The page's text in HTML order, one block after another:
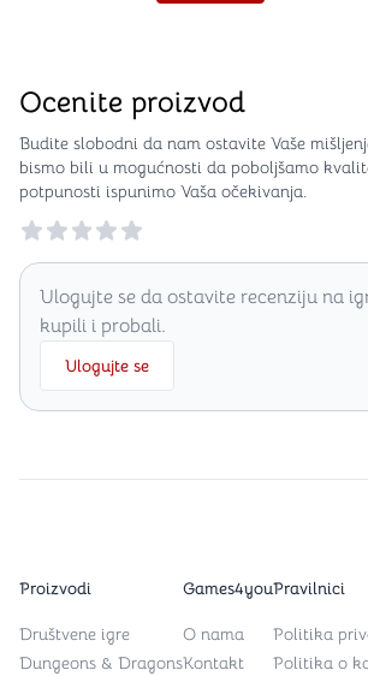
Ocenite proizvod
Budite slobodni da nam ostavite Vaše
bismo bili u mogućnosti da poboljšamo
potpunosti ispunimo Vaša očekivanja.
Reviews
Ulogujte se da ostavite recenziju na
kupili i probali.
Ulogujte se
Proizvodi
Društvene igre
Dungeons & Dragons
Games4you
O nama
Kontakt
Pravilnici
Politika
Politika o